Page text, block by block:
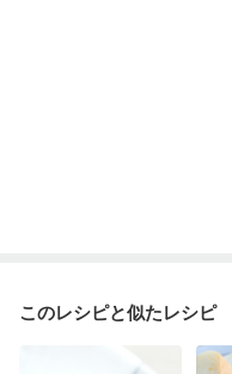
このレシピと似たレシピ